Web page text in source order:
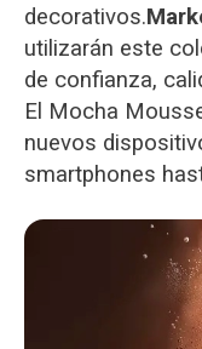
decorativos.
utilizarán este
de confianza,
El Mocha
nuevos
smartphones